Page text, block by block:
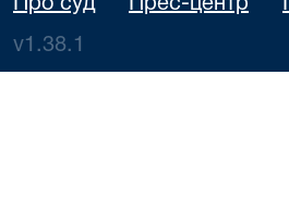
Про суд Прес-центр
v1.38.1